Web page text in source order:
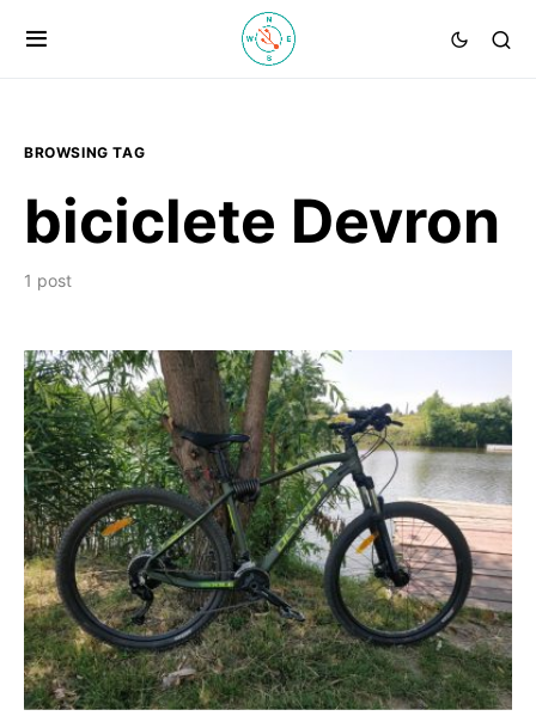
BROWSING TAG
biciclete Devron
1 post